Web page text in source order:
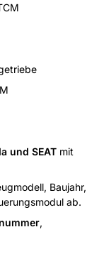
und SEAT mit
Baujahr,
ab.
,